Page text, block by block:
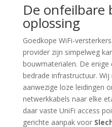
De onfeilbare
oplossing
Goedkope WiFi-
provider zijn simpelweg
bouwmaterialen. De enige
bedrade infrastructuur.
aanwezige loze leidingen
netwerkkabels naar elke
daar vaste UniFi access
gerichte aanpak voor